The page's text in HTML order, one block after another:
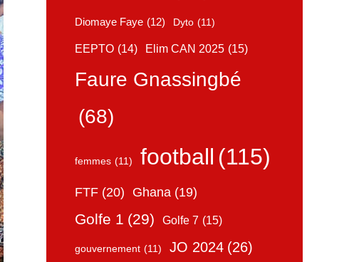
Diomaye Faye (12) Dyto (11)
EEPTO (14) Elim CAN 2025 (15)
Faure Gnassingbé
(68)
femmes (11) football (115)
FTF (20) Ghana (19)
Golfe 1 (29) Golfe 7 (15)
gouvernement (11) JO 2024 (26)